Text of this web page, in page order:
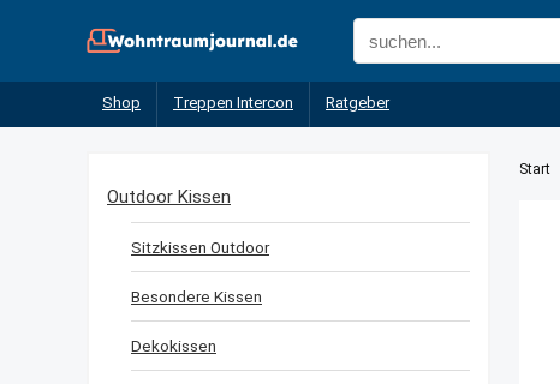
Shop Treppen Intercon Ratgeber
Start
Outdoor Kissen
Sitzkissen Outdoor
Besondere Kissen
Dekokissen